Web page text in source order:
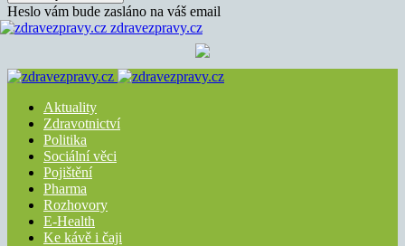
Heslo vám bude zasláno na váš email
zdravezpravy.cz
Aktuality
Zdravotnictví
Politika
Sociální věci
Pojištění
Pharma
Rozhovory
E-Health
Ke kávě i čaji